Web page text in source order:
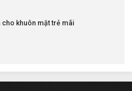
cho khuôn mặt trẻ mãi